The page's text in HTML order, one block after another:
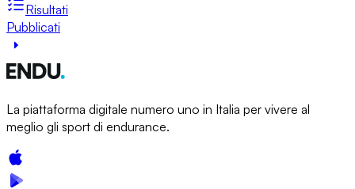
Risultati
Pubblicati
La piattaforma digitale numero uno in Italia per vivere al
meglio gli sport di endurance.